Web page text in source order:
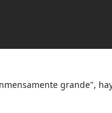
grande",